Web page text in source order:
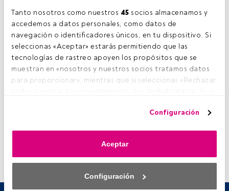
Tanto nosotros como nuestros 45 socios almacenamos y
accedemos a datos personales, como datos de
navegación o identificadores únicos, en tu dispositivo. Si
seleccionas «Aceptar» estarás permitiendo que las
tecnologías de rastreo apoyen los propósitos que se
muestran en «nosotros y nuestros socios tratamos datos
para proporcionar», mientras que si seleccionas «Rechazar
anuncios que ves podrían dejar de ser relevantes para ti.
momento haciendo clic en el enlace «Preferencias de
privacidad» que aparece en la parte inferior de la página
la izquierda de la página web). Tus opciones tendrán
Configuración
Aceptar
Configuración
Flexible Acc USD
04/02/2022
Vanguard Pacific ex-Japan
Stock Index Fund USD Acc
SRI Climate Paris Aligned - IE-C